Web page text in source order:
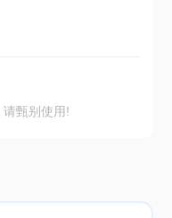
甄别使用!